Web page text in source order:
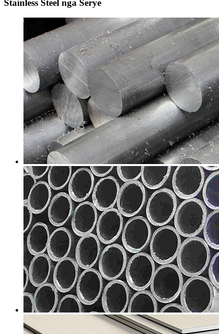
Stainless Steel nga Serye